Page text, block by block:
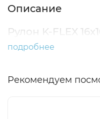
Описание
Рулон K-FLEX
подробнее
Рекомендуем